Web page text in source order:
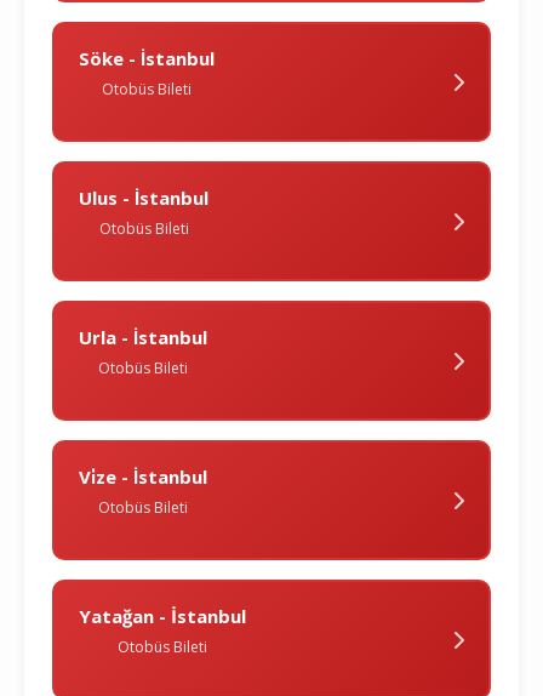
Söke - İstanbul
Otobüs Bileti
Ulus - İstanbul
Otobüs Bileti
Urla - İstanbul
Otobüs Bileti
Vi̇ze - İstanbul
Otobüs Bileti
Yatağan - İstanbul
Otobüs Bileti